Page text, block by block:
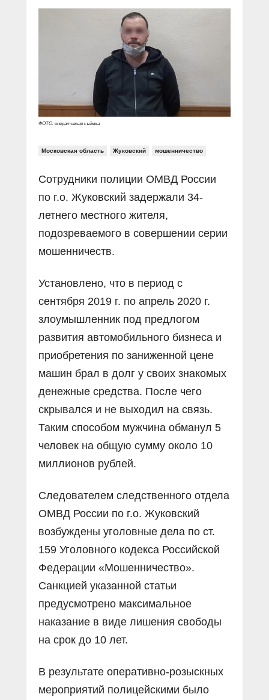
Документальные фильмы
Специальный репортаж
КиберПОСТОВОЙ
Журнал «Полиция России»
ФОТО: оперативная съёмка
Московская область Жуковский мошенничество
Сотрудники полиции ОМВД России
по г.о. Жуковский задержали 34-
летнего местного жителя,
подозреваемого в совершении серии
мошенничеств.
Установлено, что в период с
сентября 2019 г. по апрель 2020 г.
злоумышленник под предлогом
развития автомобильного бизнеса и
приобретения по заниженной цене
машин брал в долг у своих знакомых
денежные средства. После чего
скрывался и не выходил на связь.
Таким способом мужчина обманул 5
человек на общую сумму около 10
миллионов рублей.
Следователем следственного отдела
ОМВД России по г.о. Жуковский
возбуждены уголовные дела по ст.
159 Уголовного кодекса Российской
Федерации «Мошенничество».
Санкцией указанной статьи
предусмотрено максимальное
наказание в виде лишения свободы
на срок до 10 лет.
В результате оперативно-розыскных
мероприятий полицейскими было